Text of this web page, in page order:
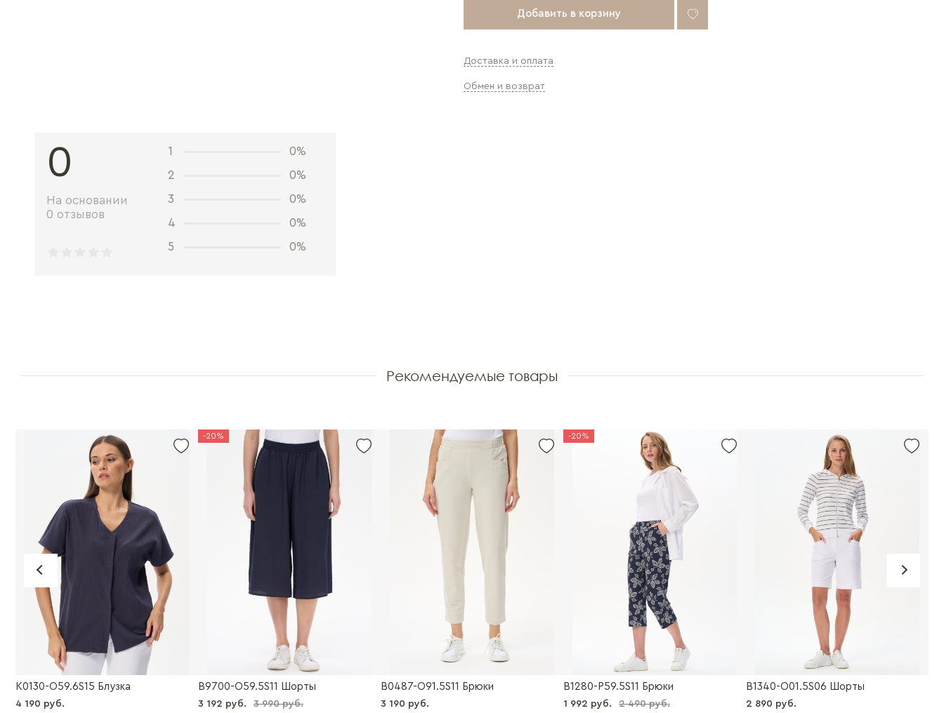
Добавить в корзину
Доставка и оплата
Обмен и возврат
0
На основании
0 отзывов
1
0%
2
0%
3
0%
4
0%
5
0%
Рекомендуемые товары
K0130-O59.6S15 Блузка
4 190 руб.
-20%
B9700-O59.5S11 Шорты
3 192 руб. 3 990 руб.
B0487-O91.5S11 Брюки
3 190 руб.
-20%
B1280-P59.5S11 Брюки
1 992 руб. 2 490 руб.
B1340-O01.5S06 Шорты
2 890 руб.